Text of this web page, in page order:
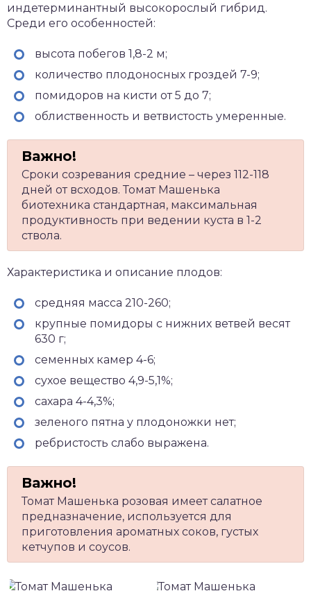
индетерминантный высокорослый гибрид.
Среди его особенностей:
высота побегов 1,8-2 м;
количество плодоносных гроздей 7-9;
помидоров на кисти от 5 до 7;
облиственность и ветвистость умеренные.
Сроки созревания средние – через 112-118
дней от всходов. Томат Машенька
биотехника стандартная, максимальная
продуктивность при ведении куста в 1-2
ствола.
Характеристика и описание плодов:
средняя масса 210-260;
крупные помидоры с нижних ветвей весят
630 г;
семенных камер 4-6;
сухое вещество 4,9-5,1%;
сахара 4-4,3%;
зеленого пятна у плодоножки нет;
ребристость слабо выражена.
Томат Машенька розовая имеет салатное
предназначение, используется для
приготовления ароматных соков, густых
кетчупов и соусов.